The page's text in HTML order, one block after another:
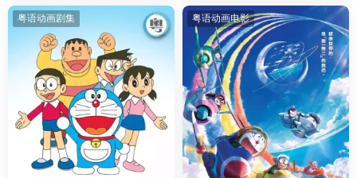
粤语版
粤语版
粤语动画剧集 粤语动画电影